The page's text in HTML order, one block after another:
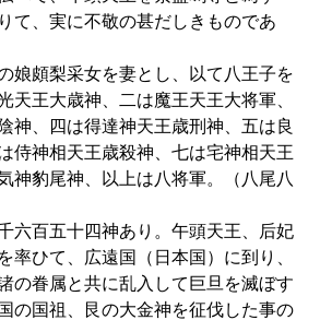
て、実に不敬の甚だしきものであ
娘頗梨采女を妻とし、以て八王子を
天王大歳神、二は魔王天王大将軍、
神、四は得達神天王歳刑神、五は良
侍神相天王歳殺神、七は宅神相天王
神豹尾神、以上は八将軍。（八尾八
六百五十四神あり。午頭天王、后妃
率ひて、広遠国（日本国）に到り、
の眷属と共に乱入して巨旦を滅ぼす
の国祖、艮の大金神を征伐した事の